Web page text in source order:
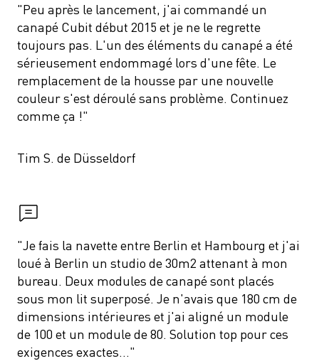
"Peu après le lancement, j'ai commandé un
canapé Cubit début 2015 et je ne le regrette
toujours pas. L'un des éléments du canapé a été
sérieusement endommagé lors d'une fête. Le
remplacement de la housse par une nouvelle
couleur s'est déroulé sans problème. Continuez
comme ça !"
Tim S. de Düsseldorf
"Je fais la navette entre Berlin et Hambourg et j'ai
loué à Berlin un studio de 30m2 attenant à mon
bureau. Deux modules de canapé sont placés
sous mon lit superposé. Je n'avais que 180 cm de
dimensions intérieures et j'ai aligné un module
de 100 et un module de 80. Solution top pour ces
exigences exactes..."